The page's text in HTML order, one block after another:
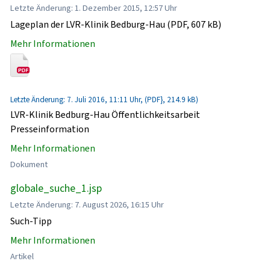
Letzte Änderung: 1. Dezember 2015, 12:57 Uhr
Lageplan der LVR-Klinik Bedburg-Hau (PDF, 607 kB)
Mehr Informationen
Letzte Änderung: 7. Juli 2016, 11:11 Uhr, (PDF}, 214.9 kB)
LVR-Klinik Bedburg-Hau Öffentlichkeitsarbeit
Presseinformation
Mehr Informationen
Dokument
globale_suche_1.jsp
Letzte Änderung: 7. August 2026, 16:15 Uhr
Such-Tipp
Mehr Informationen
Artikel